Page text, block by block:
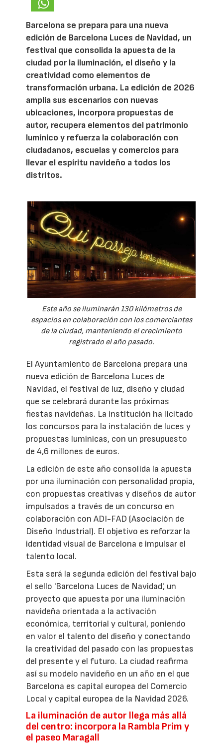
Barcelona se prepara para una nueva
edición de Barcelona Luces de Navidad, un
festival que consolida la apuesta de la
ciudad por la iluminación, el diseño y la
creatividad como elementos de
transformación urbana. La edición de 2026
amplía sus escenarios con nuevas
ubicaciones, incorpora propuestas de
autor, recupera elementos del patrimonio
lumínico y refuerza la colaboración con
ciudadanos, escuelas y comercios para
llevar el espíritu navideño a todos los
distritos.
Este año se iluminarán 130 kilómetros de
espacios en colaboración con los comerciantes
de la ciudad, manteniendo el crecimiento
registrado el año pasado.
El Ayuntamiento de Barcelona prepara una
nueva edición de Barcelona Luces de
Navidad, el festival de luz, diseño y ciudad
que se celebrará durante las próximas
fiestas navideñas. La institución ha licitado
los concursos para la instalación de luces y
propuestas lumínicas, con un presupuesto
de 4,6 millones de euros.
La edición de este año consolida la apuesta
por una iluminación con personalidad propia,
con propuestas creativas y diseños de autor
impulsados a través de un concurso en
colaboración con ADI-FAD (Asociación de
Diseño Industrial). El objetivo es reforzar la
identidad visual de Barcelona e impulsar el
talento local.
Esta será la segunda edición del festival bajo
el sello 'Barcelona Luces de Navidad', un
proyecto que apuesta por una iluminación
navideña orientada a la activación
económica, territorial y cultural, poniendo
en valor el talento del diseño y conectando
la creatividad del pasado con las propuestas
del presente y el futuro. La ciudad reafirma
así su modelo navideño en un año en el que
Barcelona es capital europea del Comercio
Local y capital europea de la Navidad 2026.
La iluminación de autor llega más allá
del centro: incorpora la Rambla Prim y
el paseo Maragall